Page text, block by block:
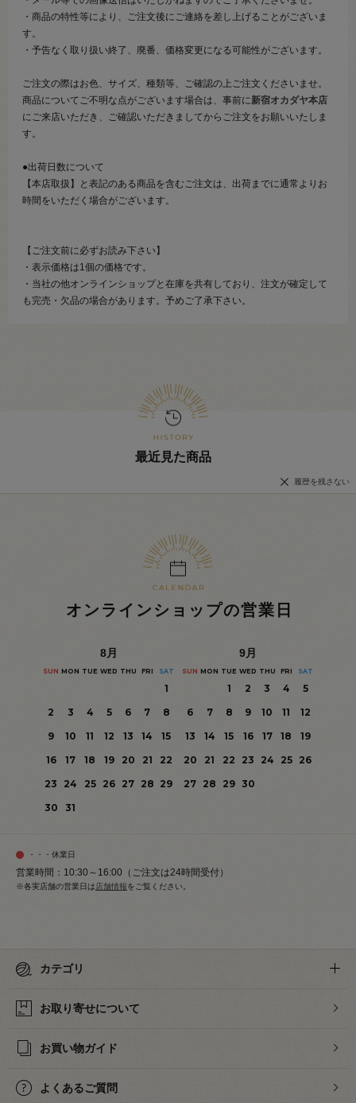
・商品の特性等により、ご注文後にご連絡を差し上げることがございま
す。
・予告なく取り扱い終了、廃番、価格変更になる可能性がございます。
ご注文の際はお色、サイズ、種類等、ご確認の上ご注文くださいませ。
商品についてご不明な点がございます場合は、事前に新宿オカダヤ本店
にご来店いただき、ご確認いただきましてからご注文をお願いいたしま
す。
●出荷日数について
【本店取扱】と表記のある商品を含むご注文は、出荷までに通常よりお
時間をいただく場合がございます。
【ご注文前に必ずお読み下さい】
・表示価格は1個の価格です。
・当社の他オンラインショップと在庫を共有しており、注文が確定して
も完売・欠品の場合があります。予めご了承下さい。
最近見た商品
履歴を残さない
オンラインショップの営業日
8月
SUN MON TUE WED THU FRI SAT
1
2
3 4 5 6 7
8
9
10 11 12 13 14
15
16
17 18 19 20 21
22
23
24 25 26 27 28 29
30
31
9月
SUN MON TUE WED THU FRI SAT
1 2 3 4
5
6
7 8 9 10 11
12
13
14 15 16 17 18
19
20
21 22 23 24 25
26
27 28 29 30
・・・休業日
営業時間：10:30～16:00（ご注文は24時間受付）
※各実店舗の営業日は 店舗情報をご覧ください。
カテゴリ
お取り寄せについて
お買い物ガイド
よくあるご質問